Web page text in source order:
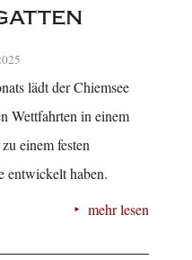
lädt der Chiemsee
Wettfahrten in einem
einem festen
entwickelt haben.
mehr lesen